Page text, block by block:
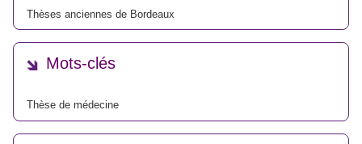
Thèses anciennes de Bordeaux
Mots-clés
Thèse de médecine